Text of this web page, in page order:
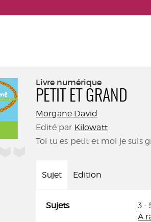
Livre numérique
PETIT ET GRAND
Morgane David
Edité par Kilowatt
Toi tu es petit et moi je suis
Sujet Edition
Sujets
3 -
A